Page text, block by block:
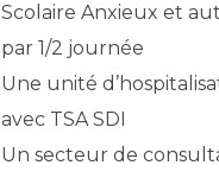
Scolaire Anxieux et
par 1/2 journée
Une unité
avec TSA SDI
Un secteur de